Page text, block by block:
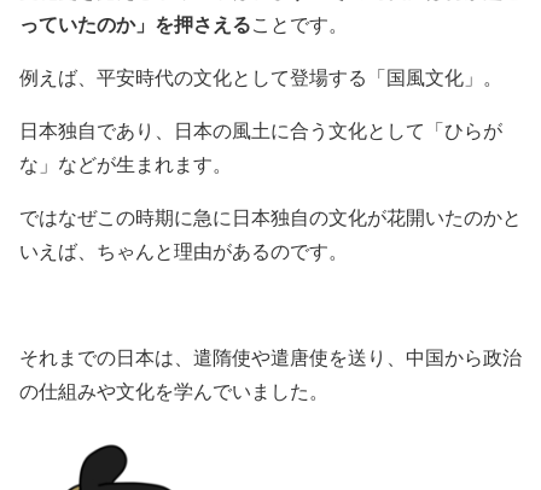
っていたのか」を押さえることです。
例えば、平安時代の文化として登場する「国風文化」。
日本独自であり、日本の風土に合う文化として「ひらが
な」などが生まれます。
ではなぜこの時期に急に日本独自の文化が花開いたのかと
いえば、ちゃんと理由があるのです。
それまでの日本は、遣隋使や遣唐使を送り、中国から政治
の仕組みや文化を学んでいました。